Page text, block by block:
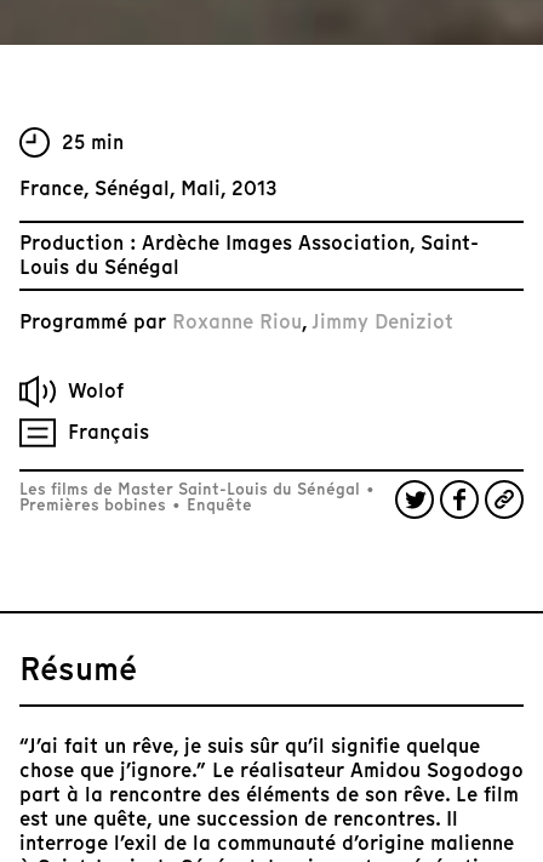
25 min
France, Sénégal, Mali, 2013
Production : Ardèche Images Association, Saint-
Louis du Sénégal
Programmé par Roxanne Riou, Jimmy Deniziot
Wolof
Français
Les films de Master Saint-Louis du Sénégal •
Premières bobines • Enquête
Résumé
“J’ai fait un rêve, je suis sûr qu’il signifie quelque
chose que j’ignore.” Le réalisateur Amidou Sogodogo
part à la rencontre des éléments de son rêve. Le film
est une quête, une succession de rencontres. Il
interroge l’exil de la communauté d’origine malienne